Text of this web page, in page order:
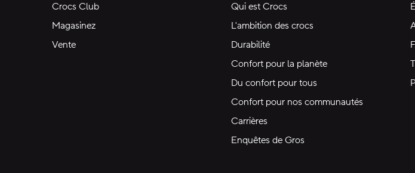
Crocs Club
Magasinez
Vente
Qui est Crocs
L'ambition des crocs
Durabilité
Confort pour la planète
Du confort pour tous
Confort pour nos communautés
Carrières
Enquêtes de Gros